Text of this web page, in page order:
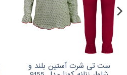
ست تی شرت آستین بلند و